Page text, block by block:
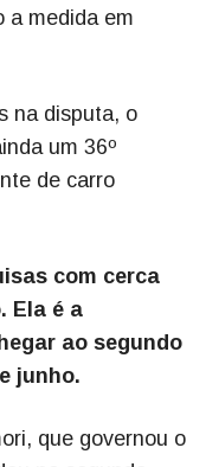
a medida em
na disputa, o
um 36º
de carro
com cerca
Ela é a
ao segundo
junho.
que governou o